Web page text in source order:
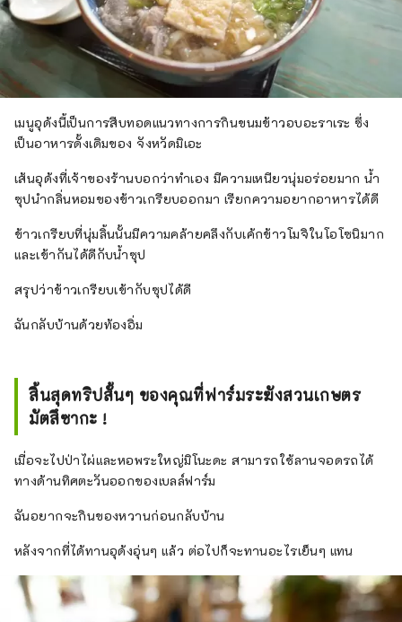
เมนูอุด้งนี้เป็นการสืบทอดแนวทางการกินขนมข้าวอบอะราเระ ซึ่ง
เป็นอาหารดั้งเดิมของ จังหวัดมิเอะ
เส้นอุด้งที่เจ้าของร้านบอกว่าทำเอง มีความเหนียวนุ่มอร่อยมาก น้ำ
ซุปนำกลิ่นหอมของข้าวเกรียบออกมา เรียกความอยากอาหารได้ดี
ข้าวเกรียบที่นุ่มลิ้นนั้นมีความคล้ายคลึงกับเค้กข้าวโมจิในโอโซนิมาก
และเข้ากันได้ดีกับน้ำซุป
สรุปว่าข้าวเกรียบเข้ากับซุปได้ดี
ฉันกลับบ้านด้วยท้องอิ่ม
สิ้นสุดทริปสั้นๆ ของคุณที่ฟาร์มระฆังสวนเกษตร
มัตสึซากะ !
เมื่อจะไปป่าไผ่และหอพระใหญ่มิโนะดะ สามารถใช้ลานจอดรถได้
ทางด้านทิศตะวันออกของเบลล์ฟาร์ม
ฉันอยากจะกินของหวานก่อนกลับบ้าน
หลังจากที่ได้ทานอุด้งอุ่นๆ แล้ว ต่อไปก็จะทานอะไรเย็นๆ แทน